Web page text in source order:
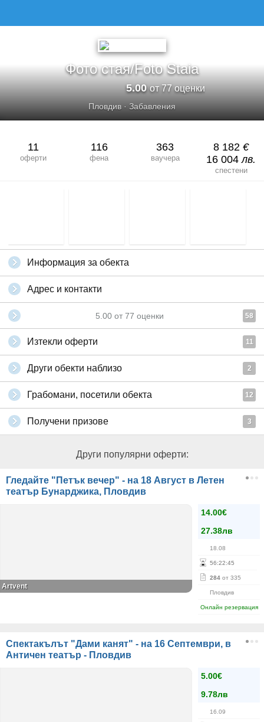
Фото стая/Foto Staia
5.00от 77 оценки
Пловдив· Забавления
11
оферти
116
фена
363
ваучера
8 182 €
16 004лв.
спестени
Информация за обекта
Адрес и контакти
5.00 от 77 оценки 58
Изтекли оферти 11
Други обекти наблизо 2
Грабомани, посетили обекта 12
Получени призове 3
Други популярни оферти:
Гледайте "Петък вечер" - на 18 Август в Летен
театър Бунарджика, Пловдив
14.00€
27.38лв
18.08
56:22:45
284 от 335
Пловдив
Онлайн резервация
Аrtvent
Спектакълът "Дами канят" - на 16 Септември, в
Античен театър - Пловдив
5.00€
9.78лв
16.09